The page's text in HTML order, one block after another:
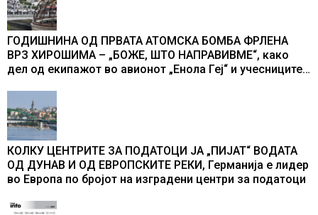
ГОДИШНИНА ОД ПРВАТА АТОМСКА БОМБА ФРЛЕНА
ВРЗ ХИРОШИМА – „БОЖЕ, ШТО НАПРАВИВМЕ“, како
дел од екипажот во авионот „Енола Геј“ и учесниците
промени текот на историјата
КОЛКУ ЦЕНТРИТЕ ЗА ПОДАТОЦИ ЈА „ПИЈАТ“ ВОДАТА
ОД ДУНАВ И ОД ЕВРОПСКИТЕ РЕКИ, Германија е лидер
во Европа по бројот на изградени центри за податоци